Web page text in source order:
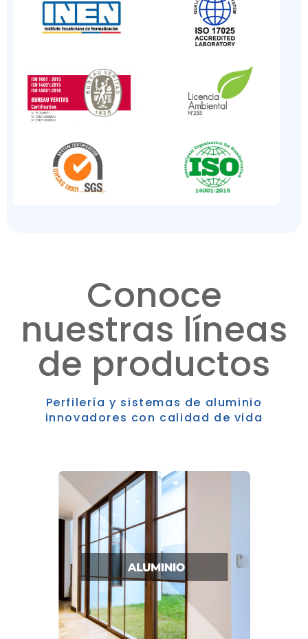
Conoce
nuestras líneas
de productos
Perfilería y sistemas de aluminio
innovadores con calidad de vida